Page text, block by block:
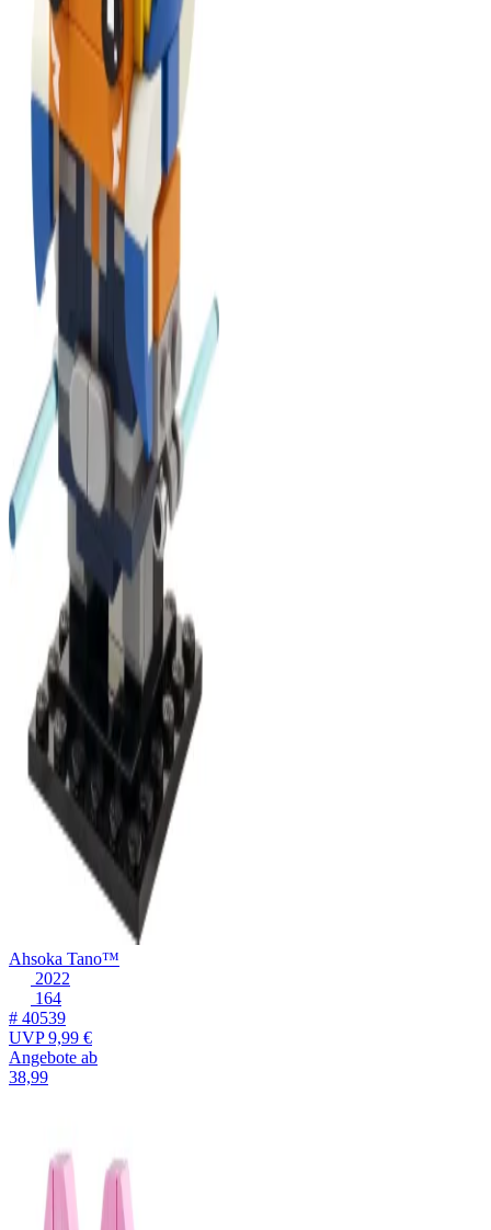
Ahsoka Tano™
2022
164
# 40539
UVP9,99 €
Angebote ab
38,99